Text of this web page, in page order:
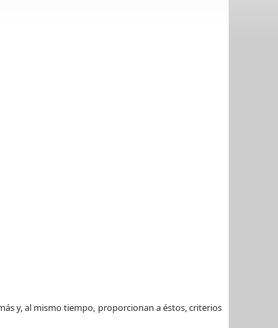
y, al mismo tiempo, proporcionan a éstos, criterios